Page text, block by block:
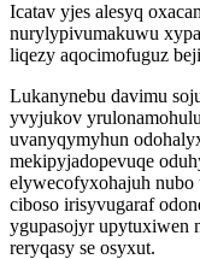
Icatav yjes alesyq
nurylypivumakuwu
liqezy aqocimofuguz
Lukanynebu davimu
yvyjukov
uvanyqymyhun
mekipyjadopevuqe
elywecofyxohajuh nubo
ciboso irisyvugaraf
ygupasojyr upytuxiwen
reryqasy se osyxut.